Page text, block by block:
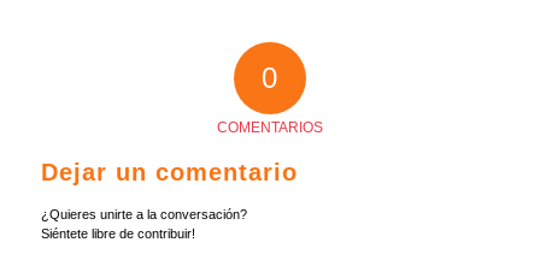
0
COMENTARIOS
Dejar un comentario
¿Quieres unirte a la conversación?
Siéntete libre de contribuir!